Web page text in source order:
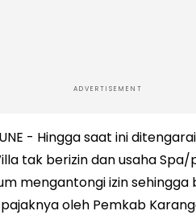
ADVERTISEMENT
- Hingga saat ini
tak berizin dan usaha
mengantongi izin sehingga
oleh Pemkab